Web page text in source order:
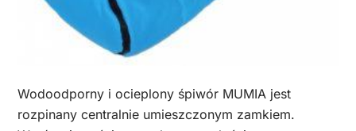
Wodoodporny i ocieplony śpiwór MUMIA jest
rozpinany centralnie umieszczonym zamkiem.